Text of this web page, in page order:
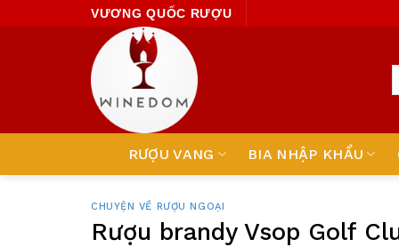
to
VƯƠNG QUỐC RƯỢU
RƯỢU VANG BIA NHẬP KHẨU
CHUYỆN VỀ RƯỢU NGOẠI
Rượu brandy Vsop Golf